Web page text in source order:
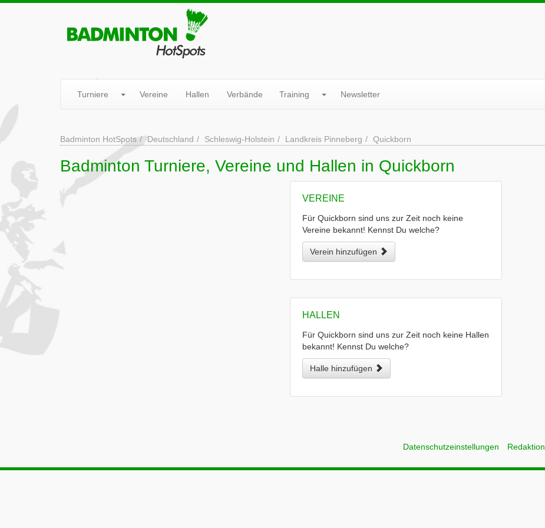
Turniere Vereine Hallen Verbände Training Newsletter
Badminton HotSpots Deutschland Schleswig-Holstein Landkreis Pinneberg Quickborn
Badminton Turniere, Vereine und Hallen in Quickborn
VEREINE
Für Quickborn sind uns zur Zeit noch keine
Vereine bekannt! Kennst Du welche?
Verein hinzufügen
HALLEN
Für Quickborn sind uns zur Zeit noch keine Hallen
bekannt! Kennst Du welche?
Halle hinzufügen
Datenschutzeinstellungen Redaktion